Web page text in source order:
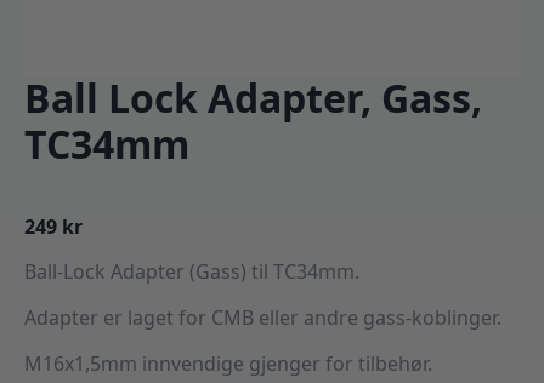
Ball Lock Adapter, Gass,
TC34mm
249 kr
Ball-Lock Adapter (Gass) til TC34mm.
Adapter er laget for CMB eller andre gass-koblinger.
M16x1,5mm innvendige gjenger for tilbehør.